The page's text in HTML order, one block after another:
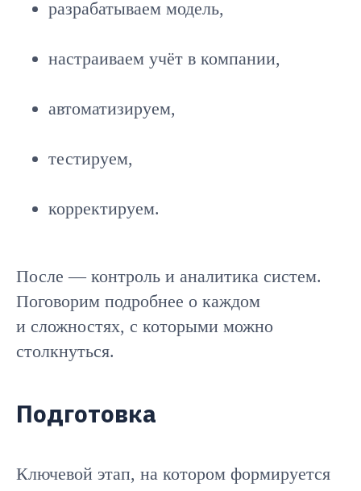
разрабатываем модель,
настраиваем учёт в компании,
автоматизируем,
тестируем,
корректируем.
После — контроль и аналитика систем.
Поговорим подробнее о каждом
и сложностях, с которыми можно
столкнуться.
Подготовка
Ключевой этап, на котором формируется